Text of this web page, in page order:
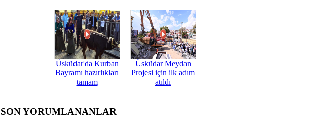
Üsküdar'da Kurban
Bayramı hazırlıkları
tamam
Üsküdar Meydan
Projesi için ilk adım
atıldı
SON YORUMLANANLAR